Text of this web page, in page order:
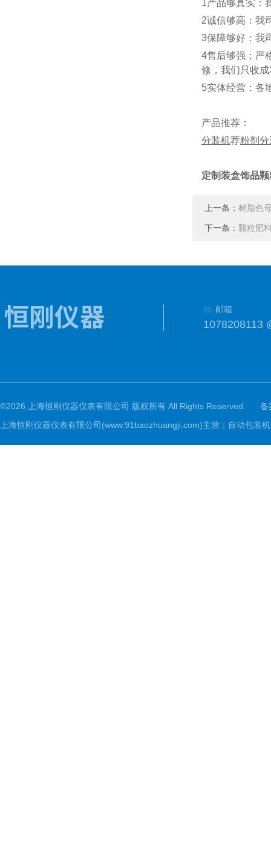
1产品够真实：
2诚信够高：我
3保障够好：我
4售后够强：严
修，我们只收
5实体经营：各
产品推荐：
分装机荐粉剂
定制装盒饰品
上一条： 树脂色
下一条： 颗粒肥
邮箱
1078208113
©2026 上海恒刚仪器仪表有限公司 版权所有 All Rights Reserved.
备
上海恒刚仪器仪表有限公司(www.91baozhuangji.com)主营：自动包装